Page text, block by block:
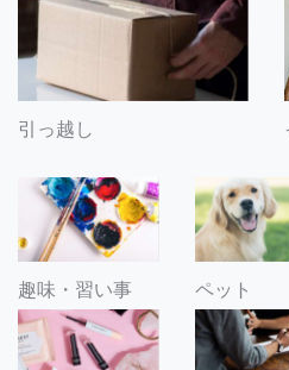
引っ越し
趣味・習い事 ペット